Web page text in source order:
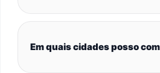
Em quais cidades posso